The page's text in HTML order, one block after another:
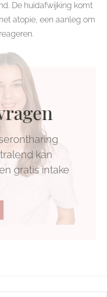
De huidafwijking komt
atopie, een aanleg om
kan
gratis intake